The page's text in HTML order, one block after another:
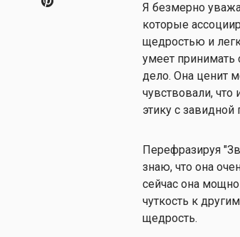
Я безмерно
которые
щедростью и
умеет
дело. Она ценит
чувствовали, что
этику с
Перефразируя
знаю, что она
сейчас она
чуткость к
щедрость.